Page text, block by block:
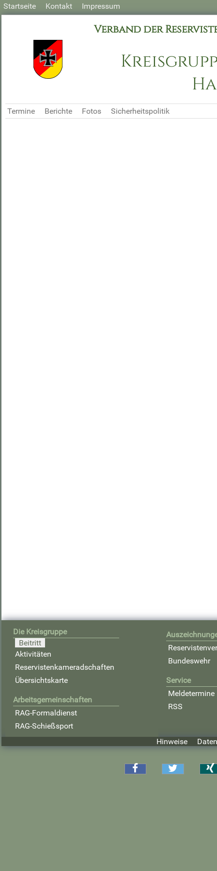
Startseite Kontakt Impressum
Verband der
Termine Berichte Fotos Sicherheitspolitik
Die Kreisgruppe
Beitritt
Aktivitäten
Reservistenkameradschaften
Übersichtskarte
Arbeitsgemeinschaften
RAG-Formaldienst
RAG-Schießsport
Bundeswehr
Service
Meldetermine
RSS
Hinweise